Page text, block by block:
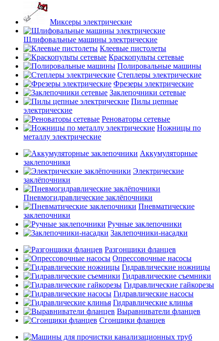
Миксеры электрические
Шлифовальные машины электрические
Клеевые пистолеты
Краскопульты сетевые
Полировальные машины
Степлеры электрические
Фрезеры электрические
Заклепочники сетевые
Пилы цепные
электрические
Реноваторы сетевые
Ножницы по
металлу электрические
Аккумуляторные
заклепочники
Электрические
заклёпочники
Пневмогидравлические заклёпочники
Пневматические
заклепочники
Ручные заклепочники
Заклепочники-насадки
Разгонщики фланцев
Опрессовочные насосы
Гидравлические ножницы
Гидравлические съемники
Гидравлические гайкорезы
Гидравлические насосы
Гидравлические клинья
Выравниватели фланцев
Сгонщики фланцев